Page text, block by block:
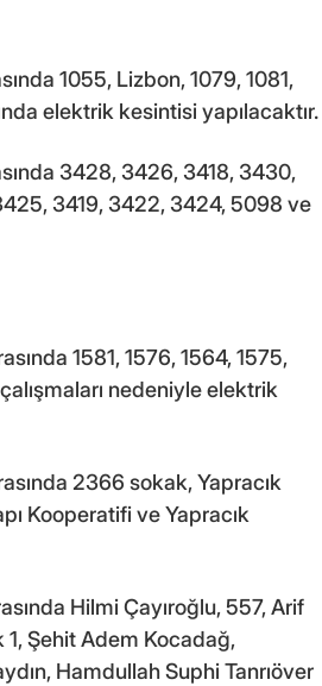
1055, Lizbon, 1079, 1081,
elektrik kesintisi yapılacaktır.
3428, 3426, 3418, 3430,
3419, 3422, 3424, 5098 ve
1581, 1576, 1564, 1575,
nedeniyle elektrik
2366 sokak, Yapracık
Kooperatifi ve Yapracık
Hilmi Çayıroğlu, 557, Arif
1, Şehit Adem Kocadağ,
Hamdullah Suphi Tanrıöver